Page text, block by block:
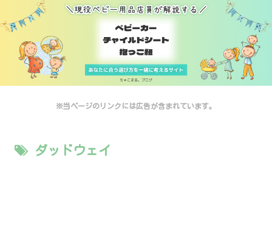
※当ページのリンクには広告が含まれています。
ダッドウェイ